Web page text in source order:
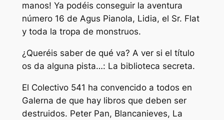
manos! Ya podéis conseguir la aventura
número 16 de Agus Pianola, Lidia, el Sr. Flat
y toda la tropa de monstruos.
¿Queréis saber de qué va? A ver si el título
os da alguna pista…: La biblioteca secreta.
El Colectivo 541 ha convencido a todos en
Galerna de que hay libros que deben ser
destruidos. Peter Pan, Blancanieves, La